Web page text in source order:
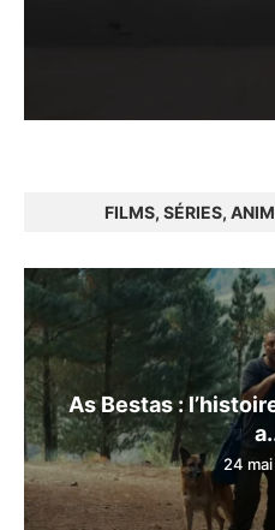
FILMS, SÉRIES,
As Bestas :
24